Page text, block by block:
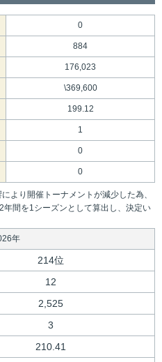
0
884
176,023
\369,600
199.12
1
0
0
より開催トーナメントが減少した為、
間を1シーズンとして算出し、決定い
年
214位
12
2,525
3
210.41